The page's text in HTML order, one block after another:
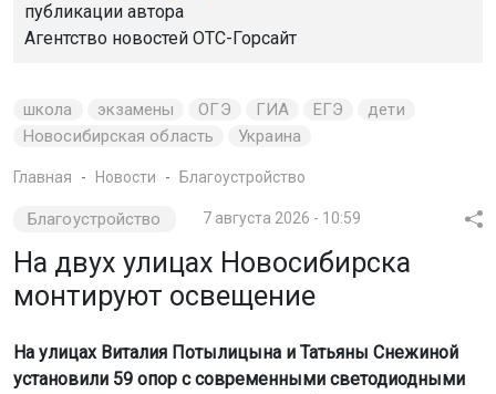
публикации автора
Агентство новостей ОТС-Горсайт
школа экзамены ОГЭ ГИА ЕГЭ
дети
Новосибирская область
Украина
Главная Новости Благоустройство
Благоустройство 7 августа 2026 - 10:59
На двух улицах Новосибирска
монтируют освещение
На улицах Виталия Потылицына и Татьяны Снежиной
установили 59 опор с современными светодиодными